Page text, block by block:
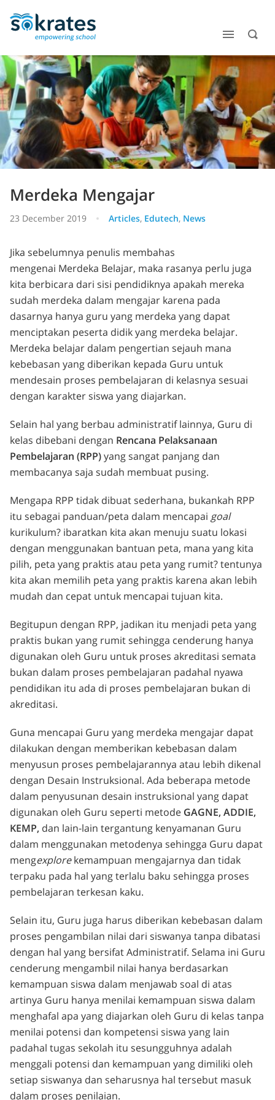
Merdeka Mengajar
23 December 2019 Articles, Edutech, News
Jika sebelumnya penulis membahas
mengenai Merdeka Belajar, maka rasanya perlu juga
kita berbicara dari sisi pendidiknya apakah mereka
sudah merdeka dalam mengajar karena pada
dasarnya hanya guru yang merdeka yang dapat
menciptakan peserta didik yang merdeka belajar.
Merdeka belajar dalam pengertian sejauh mana
kebebasan yang diberikan kepada Guru untuk
mendesain proses pembelajaran di kelasnya sesuai
dengan karakter siswa yang diajarkan.
Selain hal yang berbau administratif lainnya, Guru di
kelas dibebani dengan Rencana Pelaksanaan
Pembelajaran (RPP)yang sangat panjang dan
membacanya saja sudah membuat pusing.
Mengapa RPP tidak dibuat sederhana, bukankah RPP
itu sebagai panduan/peta dalam mencapai goal
kurikulum? ibaratkan kita akan menuju suatu lokasi
dengan menggunakan bantuan peta, mana yang kita
pilih, peta yang praktis atau peta yang rumit? tentunya
kita akan memilih peta yang praktis karena akan lebih
mudah dan cepat untuk mencapai tujuan kita.
Begitupun dengan RPP, jadikan itu menjadi peta yang
praktis bukan yang rumit sehingga cenderung hanya
digunakan oleh Guru untuk proses akreditasi semata
bukan dalam proses pembelajaran padahal nyawa
pendidikan itu ada di proses pembelajaran bukan di
akreditasi.
Guna mencapai Guru yang merdeka mengajar dapat
dilakukan dengan memberikan kebebasan dalam
menyusun proses pembelajarannya atau lebih dikenal
dengan Desain Instruksional. Ada beberapa metode
dalam penyusunan desain instruksional yang dapat
digunakan oleh Guru seperti metode GAGNE, ADDIE,
KEMP, dan lain-lain tergantung kenyamanan Guru
dalam menggunakan metodenya sehingga Guru dapat
mengexplorekemampuan mengajarnya dan tidak
terpaku pada hal yang terlalu baku sehingga proses
pembelajaran terkesan kaku.
Selain itu, Guru juga harus diberikan kebebasan dalam
proses pengambilan nilai dari siswanya tanpa dibatasi
dengan hal yang bersifat Administratif. Selama ini Guru
cenderung mengambil nilai hanya berdasarkan
kemampuan siswa dalam menjawab soal di atas
artinya Guru hanya menilai kemampuan siswa dalam
menghafal apa yang diajarkan oleh Guru di kelas tanpa
menilai potensi dan kompetensi siswa yang lain
padahal tugas sekolah itu sesungguhnya adalah
menggali potensi dan kemampuan yang dimiliki oleh
setiap siswanya dan seharusnya hal tersebut masuk
dalam proses penilaian.